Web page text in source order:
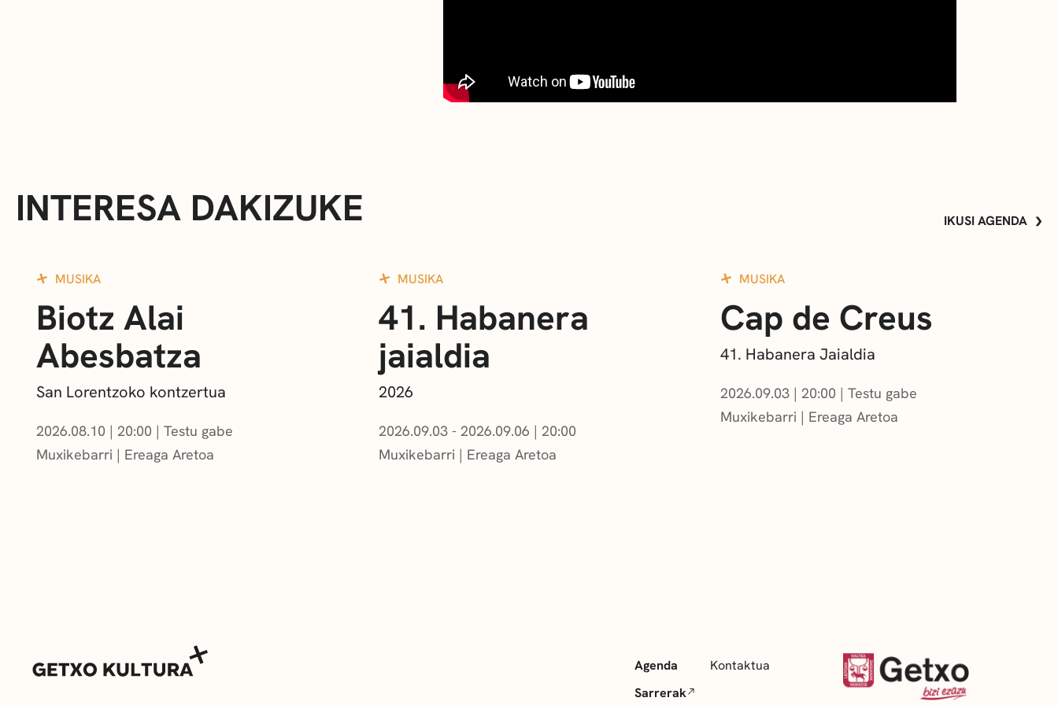
INTERESA DAKIZUKE IKUSI AGENDA
MUSIKA
Biotz Alai
Abesbatza
San Lorentzoko kontzertua
2026.08.10 | 20:00
Testu gabe
Muxikebarri | Ereaga Aretoa
MUSIKA
41. Habanera
jaialdia
2026
2026.09.03 - 2026.09.06 | 20:00
Muxikebarri | Ereaga Aretoa
MUSIKA
Cap de Creus
41. Habanera Jaialdia
2026.09.03 | 20:00
Testu gabe
Muxikebarri | Ereaga Aretoa
Agenda
Sarrerak
Kontaktua